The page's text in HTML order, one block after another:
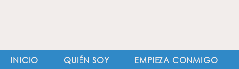
INICIO QUIÉN SOY EMPIEZA CONMIGO